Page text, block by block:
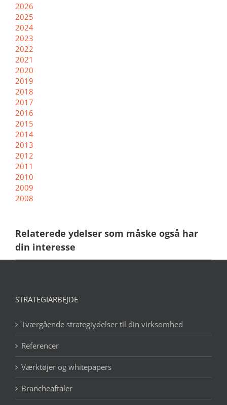
2026
2025
2024
2023
2022
2021
2020
2019
2018
2017
2016
2015
2014
2013
2012
2011
2010
2009
2008
Relaterede ydelser som måske også har
din interesse
STRATEGIARBEJDE
Tværgående strategiydelser til din virksomhed
Referencer
Værktøjer og whitepapers
Brancheaftaler